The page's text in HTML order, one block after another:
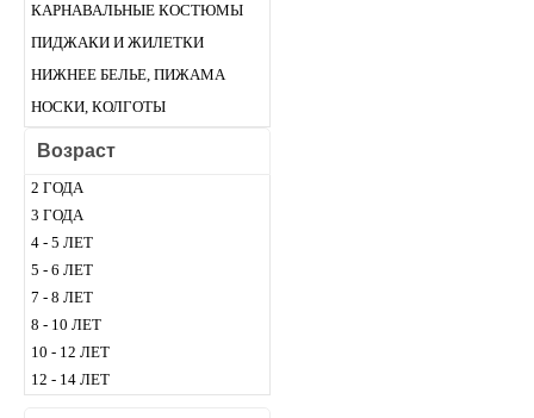
КАРНАВАЛЬНЫЕ КОСТЮМЫ
ПИДЖАКИ И ЖИЛЕТКИ
НИЖНЕЕ БЕЛЬЕ, ПИЖАМА
НОСКИ, КОЛГОТЫ
Возраст
2 ГОДА
3 ГОДА
4 - 5 ЛЕТ
5 - 6 ЛЕТ
7 - 8 ЛЕТ
8 - 10 ЛЕТ
10 - 12 ЛЕТ
12 - 14 ЛЕТ